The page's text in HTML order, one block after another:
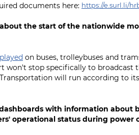
documents here: https://e.surl.li/
the start of the nationwide
on buses, trolleybuses and
won't stop specifically to broadcast
will run according to
with information about
operational status during power